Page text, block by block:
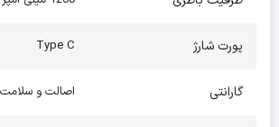
امکان کنترل عملکردهای مختلف دستگاه را برای شما
پورت شارژ Type C
گارانتی اصالت و سلامت